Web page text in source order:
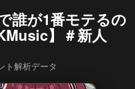
誰が1番モテるの
】＃新人
ト解析データ